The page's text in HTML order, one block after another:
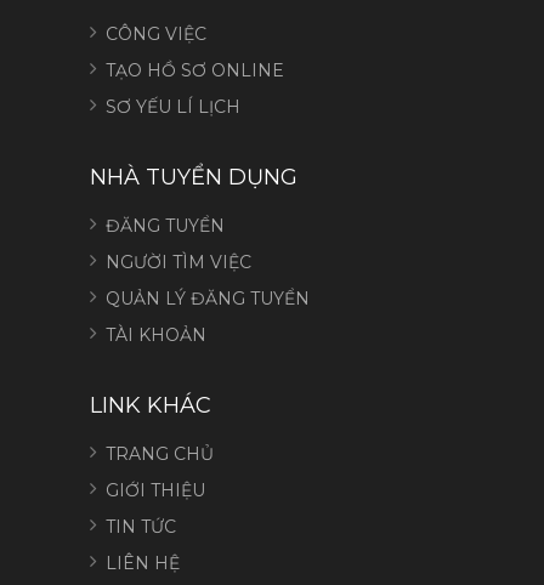
CÔNG VIỆC
TẠO HỒ SƠ ONLINE
SƠ YẾU LÍ LỊCH
NHÀ TUYỂN DỤNG
ĐĂNG TUYỂN
NGƯỜI TÌM VIỆC
QUẢN LÝ ĐĂNG TUYỂN
TÀI KHOẢN
LINK KHÁC
TRANG CHỦ
GIỚI THIỆU
TIN TỨC
LIÊN HỆ